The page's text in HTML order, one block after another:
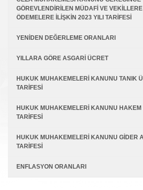
GÖREVLENDİRİLEN MÜDAFİ VE
ÖDEMELERE İLİŞKİN 2023 YILI TARİFESİ
YENİDEN DEĞERLEME ORANLARI
YILLARA GÖRE ASGARİ ÜCRET
HUKUK MUHAKEMELERİ KANUNU TANIK
TARİFESİ
HUKUK MUHAKEMELERİ KANUNU HAKEM
TARİFESİ
HUKUK MUHAKEMELERİ KANUNU GİDER
TARİFESİ
ENFLASYON ORANLARI